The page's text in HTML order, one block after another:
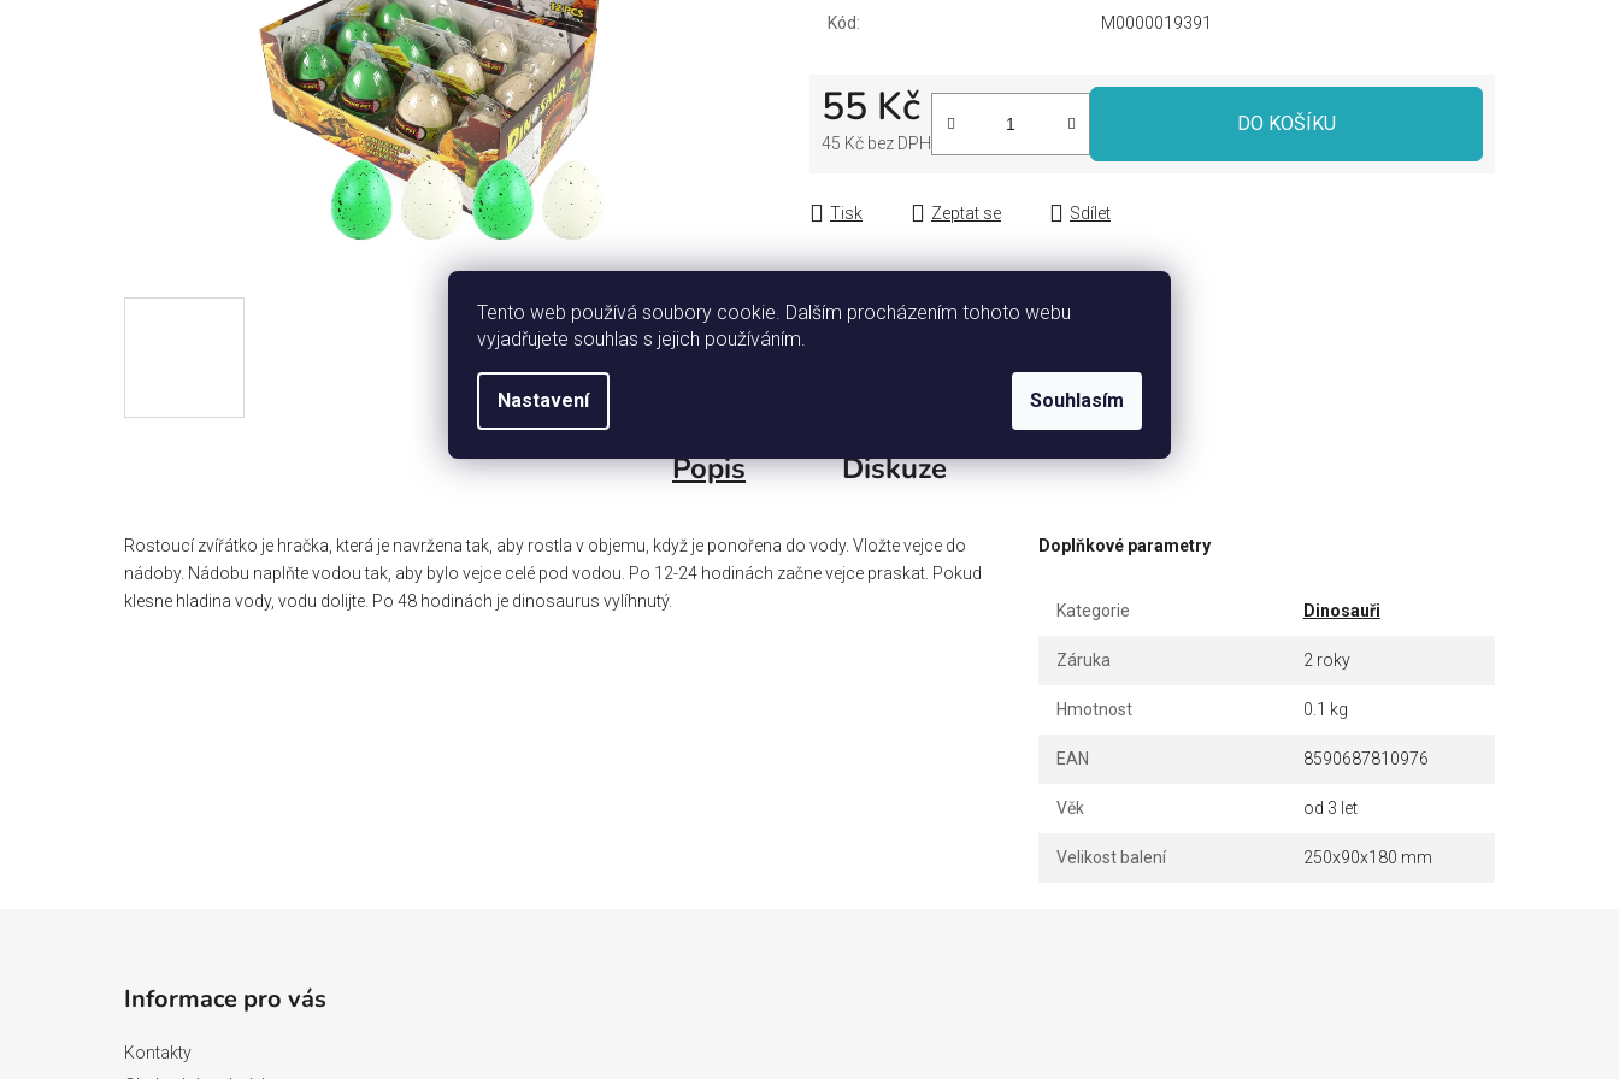
Tento web používá soubory cookie. Dalším procházením tohoto webu
vyjadřujete souhlas s jejich používáním.
Nastavení Souhlasím
Kód: M0000019391
55 Kč
45 Kč bez DPH
DO KOŠÍKU
Tisk Zeptat se Sdílet
Popis Diskuze
Rostoucí zvířátko je hračka, která je navržena tak, aby rostla v objemu, když je ponořena do vody. Vložte vejce do
nádoby. Nádobu naplňte vodou tak, aby bylo vejce celé pod vodou. Po 12-24 hodinách začne vejce praskat. Pokud
klesne hladina vody, vodu dolijte. Po 48 hodinách je dinosaurus vylíhnutý.
Doplňkové parametry
Kategorie Dinosauři
Záruka 2 roky
Hmotnost 0.1 kg
EAN 8590687810976
Věk od 3 let
Velikost balení 250x90x180 mm
Informace pro vás
Kontakty